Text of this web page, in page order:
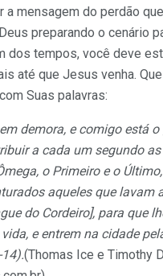
a mensagem do perdão
preparando o cenário
dos tempos, você deve
até que Jesus venha.
Suas palavras:
demora, e comigo está
a cada um segundo
o Primeiro e o
aqueles que lavam
do Cordeiro], para que
e entrem na cidade
(Thomas Ice e Timothy